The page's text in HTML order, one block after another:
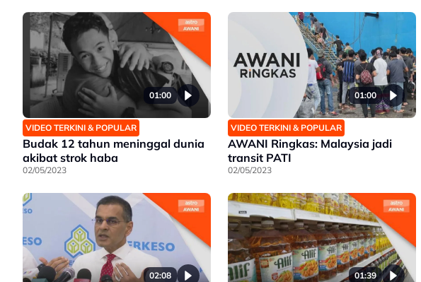
01:00
VIDEO TERKINI & POPULAR
Budak 12 tahun meninggal dunia
akibat strok haba
02/05/2023
01:00
VIDEO TERKINI & POPULAR
AWANI Ringkas: Malaysia jadi
transit PATI
02/05/2023
02:08 01:39